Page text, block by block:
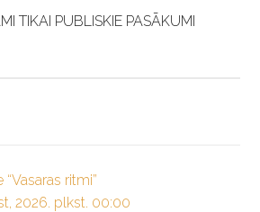
TIKAI PUBLISKIE PASĀKUMI
“Vasaras ritmi”
2026. plkst. 00:00